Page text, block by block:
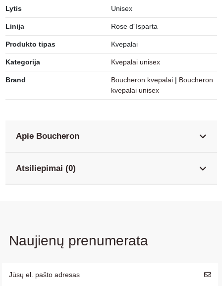
Lytis Unisex
Linija Rose d´Isparta
Produkto tipas Kvepalai
Kategorija Kvepalai unisex
Brand Boucheron kvepalai | Boucheron
kvepalai unisex
Apie Boucheron
Atsiliepimai (0)
Naujienų prenumerata